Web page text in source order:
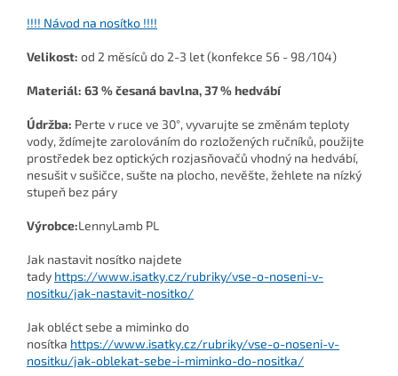
!!!! Návod na nosítko !!!!
Velikost: od 2 měsíců do 2-3 let (konfekce 56 - 98/104)
Materiál: 63 % česaná bavlna, 37 % hedvábí
Údržba: Perte v ruce ve 30°, vyvarujte se změnám teploty
vody, ždímejte zarolováním do rozložených ručníků, použijte
prostředek bez optických rozjasňovačů vhodný na hedvábí,
nesušit v sušičce, sušte na plocho, nevěšte, žehlete na nízký
stupeň bez páry
Výrobce:LennyLamb PL
Jak nastavit nosítko najdete
tady https://www.isatky.cz/rubriky/vse-o-noseni-v-
nositku/jak-nastavit-nositko/
Jak obléct sebe a miminko do
nosítka https://www.isatky.cz/rubriky/vse-o-noseni-v-
nositku/jak-oblekat-sebe-i-miminko-do-nositka/